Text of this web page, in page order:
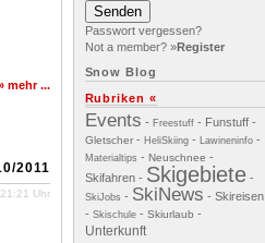
mehr...
2011
Uhr
Passwort vergessen?
Not a member? »Register
Snow Blog
Rubriken «
Events - Freestuff- Funstuff-
Gletscher- HeliSkiing- Lawineninfo-
Materialtips - Neuschnee -
Skifahren- Skigebiete-
SkiJobs - SkiNews - Skireisen
- Skischule- Skiurlaub -
Unterkunft